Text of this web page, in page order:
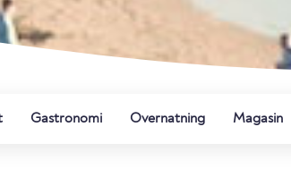
Gastronomi Overnatning Magasin